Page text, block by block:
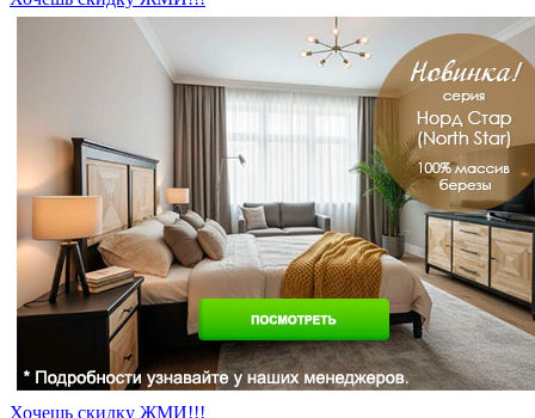
Хочешь скидку ЖМИ!!!